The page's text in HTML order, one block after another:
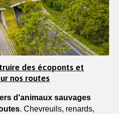
des écoponts et
nos routes
d'animaux sauvages
. Chevreuils, renards,